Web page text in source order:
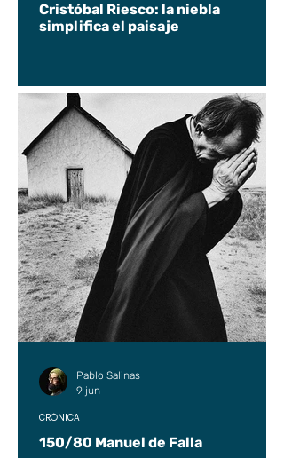
Cristóbal Riesco: la niebla
simplifica el paisaje
150/80 Manuel de Falla
CRÓNICA
Pablo Salinas
9 jun